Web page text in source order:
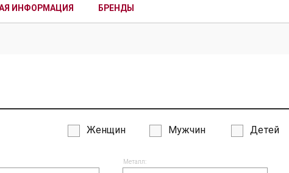
ИНФОРМАЦИЯ БРЕНДЫ
Женщин Мужчин Детей
Металл: